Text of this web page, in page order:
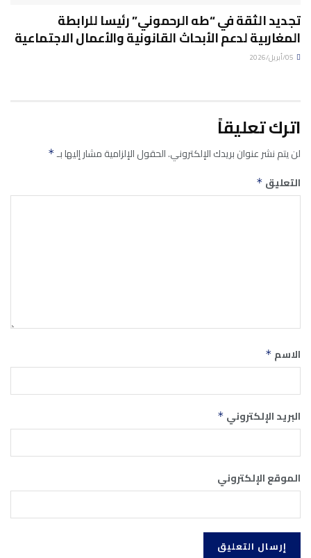
تجديد الثقة في “طه الرحموني” رئيسا للرابطة
المغاربية لدعم الأبحاث القانونية والأعمال الاجتماعية
اترك تعليقاً
لن يتم نشر عنوان بريدك الإلكتروني.الحقول الإلزامية مشار إليها بـ*
التعليق *
الاسم *
البريد الإلكتروني *
الموقع الإلكتروني